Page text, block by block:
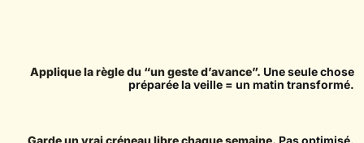
Applique la règle du “un geste d’avance”. Une seule chose
préparée la veille = un matin transformé.
Garde un vrai créneau libre chaque semaine. Pas optimisé.